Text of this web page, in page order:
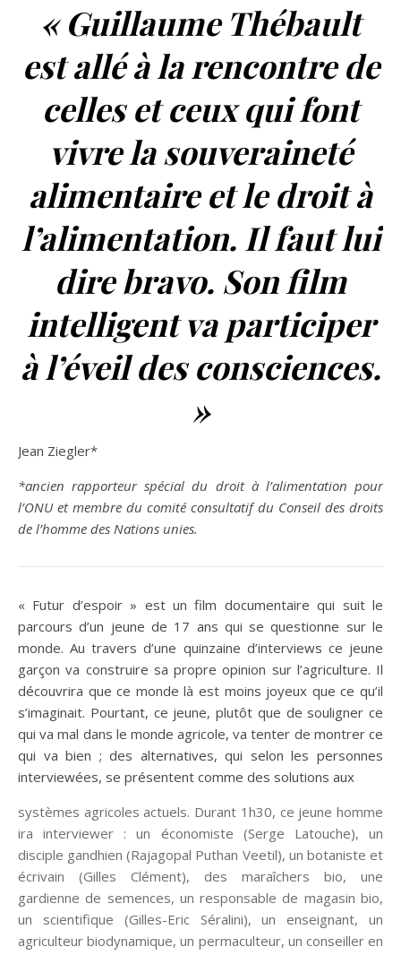
« Guillaume Thébault
est allé à la rencontre de
celles et ceux qui font
vivre la souveraineté
alimentaire et le droit à
l’alimentation. Il faut lui
dire bravo. Son film
intelligent va participer
à l’éveil des consciences.
»
Jean Ziegler*
*ancien rapporteur spécial du droit à l’alimentation pour
l’ONU et membre du comité consultatif du Conseil des droits
de l’homme des Nations unies.
« Futur d’espoir » est un film documentaire qui suit le
parcours d’un jeune de 17 ans qui se questionne sur le
monde. Au travers d’une quinzaine d’interviews ce jeune
garçon va construire sa propre opinion sur l’agriculture. Il
découvrira que ce monde là est moins joyeux que ce qu’il
s’imaginait. Pourtant, ce jeune, plutôt que de souligner ce
qui va mal dans le monde agricole, va tenter de montrer ce
qui va bien ; des alternatives, qui selon les personnes
interviewées, se présentent comme des solutions aux
systèmes agricoles actuels. Durant 1h30, ce jeune homme
ira interviewer : un économiste (Serge Latouche), un
disciple gandhien (Rajagopal Puthan Veetil), un botaniste et
écrivain (Gilles Clément), des maraîchers bio, une
gardienne de semences, un responsable de magasin bio,
un scientifique (Gilles-Eric Séralini), un enseignant, un
agriculteur biodynamique, un permaculteur, un conseiller en